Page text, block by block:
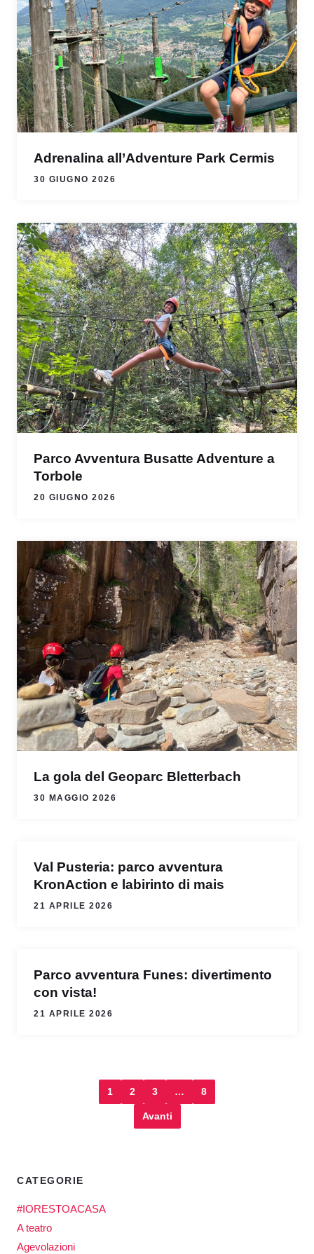
Adrenalina all’Adventure Park Cermis
30 GIUGNO 2026
Parco Avventura Busatte Adventure a
Torbole
20 GIUGNO 2026
La gola del Geoparc Bletterbach
30 MAGGIO 2026
Val Pusteria: parco avventura
KronAction e labirinto di mais
21 APRILE 2026
Parco avventura Funes: divertimento
con vista!
21 APRILE 2026
1 2 3 … 8
Avanti
CATEGORIE
#IORESTOACASA
A teatro
Agevolazioni